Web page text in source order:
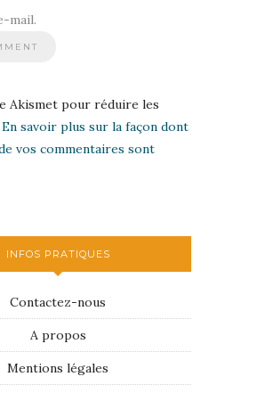
mail.
Akismet pour réduire les
En savoir plus sur la façon dont
vos commentaires sont
INFOS PRATIQUES
Contactez-nous
A propos
Mentions légales